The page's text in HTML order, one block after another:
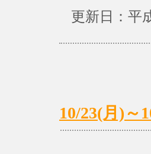
更新日：平
10/23(月)～